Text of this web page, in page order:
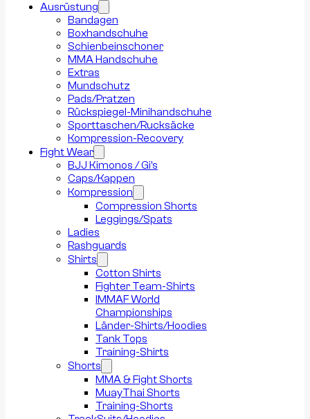
Ausrüstung
Bandagen
Boxhandschuhe
Schienbeinschoner
MMA Handschuhe
Extras
Mundschutz
Pads/Pratzen
Rückspiegel-Minihandschuhe
Sporttaschen/Rucksäcke
Kompression-Recovery
Fight Wear
BJJ Kimonos / Gi’s
Caps/Kappen
Kompression
Compression Shorts
Leggings/Spats
Ladies
Rashguards
Shirts
Cotton Shirts
Fighter Team-Shirts
IMMAF World
Championships
Länder-Shirts/Hoodies
Tank Tops
Training-Shirts
Shorts
MMA & Fight Shorts
MuayThai Shorts
Training-Shorts